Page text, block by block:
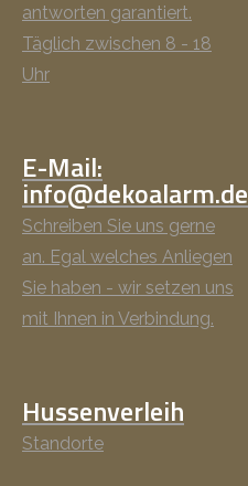
antworten garantiert.
Täglich zwischen 8 - 18
Uhr
E-Mail:
info@dekoalarm.de
Schreiben Sie uns gerne
an. Egal welches Anliegen
Sie haben - wir setzen uns
mit Ihnen in Verbindung.
Hussenverleih
Standorte